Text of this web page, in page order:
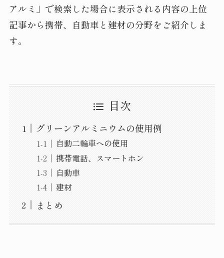
アルミ」で検索した場合に表示される内容の上位
記事から携帯、自動車と建材の分野をご紹介しま
す。
目次
グリーンアルミニウムの使用例
自動二輪車への使用
携帯電話、スマートホン
自動車
建材
まとめ